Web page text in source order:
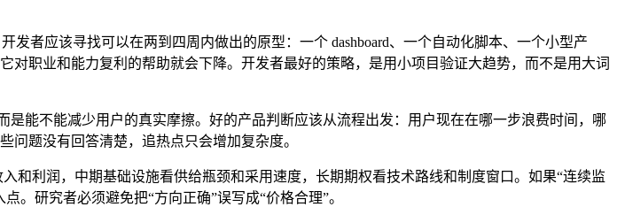
者应该寻找可以在两到四周内做出的原型：一个 dashboard、一个自动化脚本、一个小型产
职业和能力复利的帮助就会下降。开发者最好的策略，是用小项目验证大趋势，而不是用大词
是能不能减少用户的真实摩擦。好的产品判断应该从流程出发：用户现在在哪一步浪费时间，哪
题没有回答清楚，追热点只会增加复杂度。
和利润，中期基础设施看供给瓶颈和采用速度，长期期权看技术路线和制度窗口。如果“连续监
。研究者必须避免把“方向正确”误写成“价格合理”。